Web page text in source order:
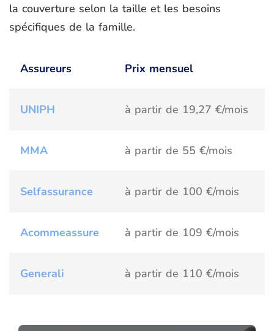
la couverture selon la taille et les besoins
spécifiques de la famille.
Assureurs Prix mensuel
UNIPH à partir de 19,27 €/mois
MMA à partir de 55 €/mois
Selfassurance à partir de 100 €/mois
Acommeassure à partir de 109 €/mois
Generali à partir de 110 €/mois